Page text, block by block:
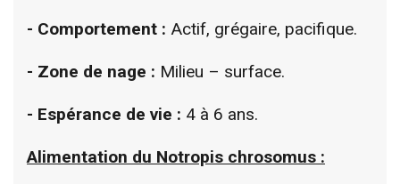
- Comportement : Actif, grégaire, pacifique.
- Zone de nage : Milieu – surface.
- Espérance de vie : 4 à 6 ans.
Alimentation du Notropis chrosomus :